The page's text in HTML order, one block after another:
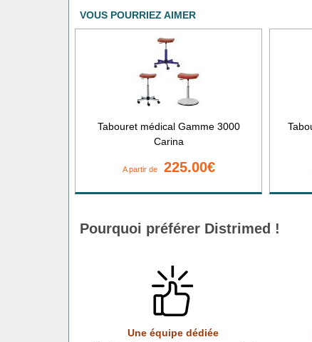
VOUS POURRIEZ AIMER
Tabouret médical Gamme 3000
Carina
A partir de 225.00€
Pourquoi préférer Distrimed !
Une équipe dédiée